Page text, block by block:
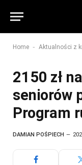
Home - Aktualności z
2150 zł
seniorów
Program
DAMIAN POŚPIECH